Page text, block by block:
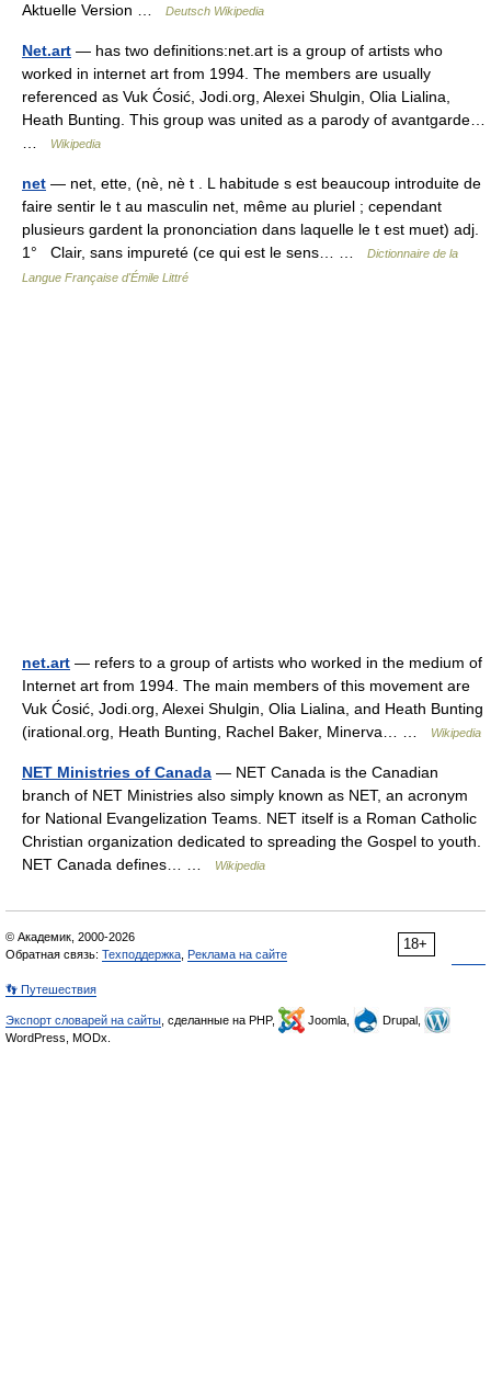
Aktuelle Version … Deutsch Wikipedia
Net.art — has two definitions:net.art is a group of artists who
worked in internet art from 1994. The members are usually
referenced as Vuk Ćosić, Jodi.org, Alexei Shulgin, Olia Lialina,
Heath Bunting. This group was united as a parody of avantgarde…
…
Wikipedia
net — net, ette, (nè, nè t . L habitude s est beaucoup introduite de
faire sentir le t au masculin net, même au pluriel ; cependant
plusieurs gardent la prononciation dans laquelle le t est muet) adj.
1° Clair, sans impureté (ce qui est le sens… …
Dictionnaire de la
Langue Française d'Émile Littré
net.art — refers to a group of artists who worked in the medium of
Internet art from 1994. The main members of this movement are
Vuk Ćosić, Jodi.org, Alexei Shulgin, Olia Lialina, and Heath Bunting
(irational.org, Heath Bunting, Rachel Baker, Minerva… …
Wikipedia
NET Ministries of Canada — NET Canada is the Canadian
branch of NET Ministries also simply known as NET, an acronym
for National Evangelization Teams. NET itself is a Roman Catholic
Christian organization dedicated to spreading the Gospel to youth.
NET Canada defines… …
Wikipedia
18+
© Академик, 2000-2026
Обратная связь: Техподдержка Реклама на сайте
👣 Путешествия
Экспорт словарей на сайты , сделанные на PHP, Joomla,
Drupal,
WordPress, MODx.